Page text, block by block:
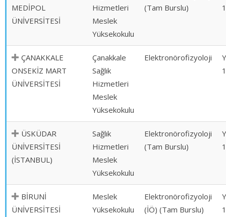
MEDİPOL
ÜNİVERSİTESİ
Hizmetleri
Meslek
Yüksekokulu
(Tam Burslu)
1
ÇANAKKALE
ONSEKİZ MART
ÜNİVERSİTESİ
Çanakkale
Sağlık
Hizmetleri
Meslek
Yüksekokulu
Elektronörofizyoloji
1
ÜSKÜDAR
ÜNİVERSİTESİ
(İSTANBUL)
Sağlık
Hizmetleri
Meslek
Yüksekokulu
Elektronörofizyoloji
(Tam Burslu)
1
BİRUNİ
ÜNİVERSİTESİ
Meslek
Yüksekokulu
Elektronörofizyoloji
(İÖ) (Tam Burslu)
1